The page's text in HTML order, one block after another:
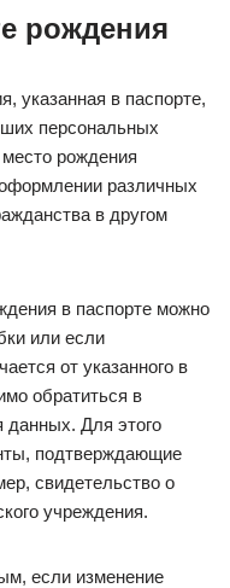
рождения
указанная в паспорте,
персональных
рождения
различных
в другом
в паспорте можно
или если
от указанного в
обратиться в
данных. Для этого
подтверждающие
свидетельство о
учреждения.
если изменение